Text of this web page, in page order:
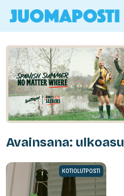
Avainsana: ulkoasu
KOTIOLUTPOSTI